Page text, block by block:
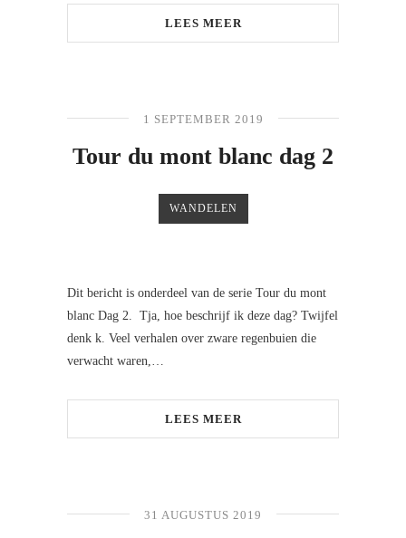
LEES MEER
1 SEPTEMBER 2019
Tour du mont blanc dag 2
WANDELEN
Dit bericht is onderdeel van de serie Tour du mont
blanc Dag 2. Tja, hoe beschrijf ik deze dag? Twijfel
denk k. Veel verhalen over zware regenbuien die
verwacht waren,…
LEES MEER
31 AUGUSTUS 2019